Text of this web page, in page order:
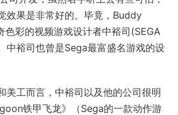
效果是非常好的。毕竟，Buddy
色彩的视频游戏设计者中裕司(SEGA
中裕司也曾是Sega最富盛名游戏的设
美工而言，中裕司以及他的公司很明
铁甲飞龙》（Sega的一款动作游